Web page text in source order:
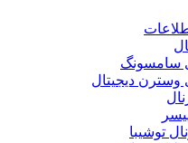
سامسونگ
دیجیتال
توشیبا